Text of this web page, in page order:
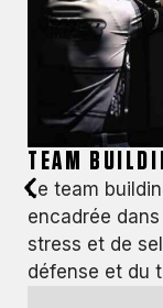
TEAM
Le team
encadrée dans des situations de
stress et de